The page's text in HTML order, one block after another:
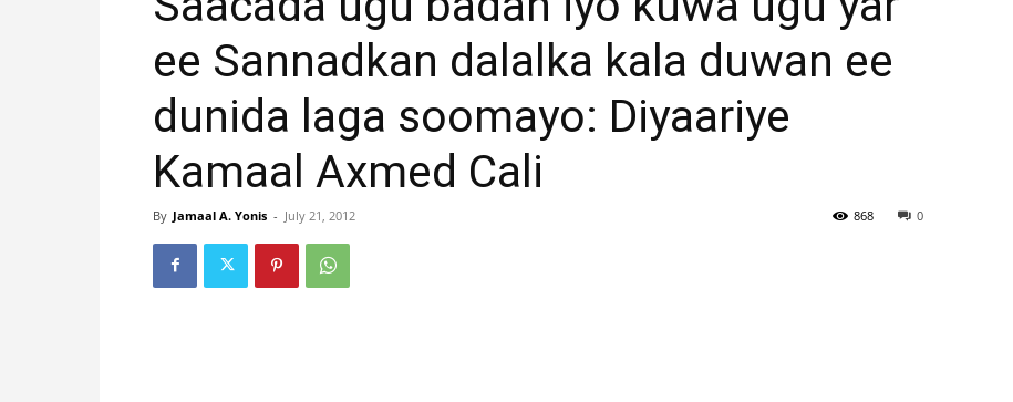
ee Sannadkan dalalka kala duwan ee
dunida laga soomayo: Diyaariye
Kamaal Axmed Cali
By Jamaal A. Yonis - July 21, 2012 0
868